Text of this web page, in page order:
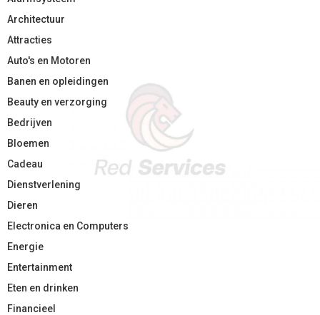
Architectuur
Attracties
Auto's en Motoren
Banen en opleidingen
Beauty en verzorging
Bedrijven
Bloemen
Cadeau
Dienstverlening
Dieren
Electronica en Computers
Energie
Entertainment
Eten en drinken
Financieel